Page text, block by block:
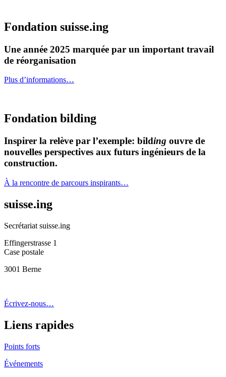
Fondation suisse.ing
Une année 2025 marquée par un important travail
de réorganisation
Plus d’informations…
Fondation bilding
Inspirer la relève par l’exemple: bilding ouvre de
nouvelles perspectives aux futurs ingénieurs de la
construction.
À la rencontre de parcours inspirants…
suisse.ing
Secrétariat suisse.ing
Effingerstrasse 1
Case postale
3001 Berne
Écrivez-nous…
Liens rapides
Points forts
Événements